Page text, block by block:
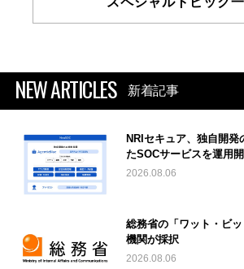
NEW ARTICLES 新着記事
NRIセキュア、独自開
たSOCサービスを運用
2026.08.06
総務省の「ワット・ビ
機関が採択
2026.08.06